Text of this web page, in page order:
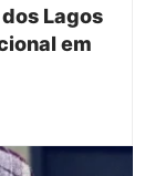
Lagos
em